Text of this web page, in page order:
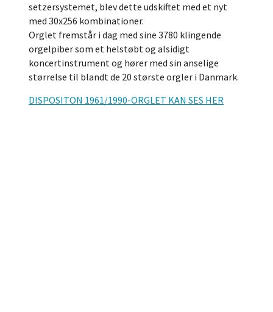
setzersystemet, blev dette udskiftet med et nyt
med 30x256 kombinationer.
Orglet fremstår i dag med sine 3780 klingende
orgelpiber som et helstøbt og alsidigt
koncertinstrument og hører med sin anselige
størrelse til blandt de 20 største orgler i Danmark.
DISPOSITON 1961/1990-ORGLET KAN SES HER